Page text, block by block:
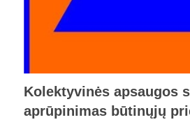
Kolektyvinės apsaugos
aprūpinimas būtinųjų